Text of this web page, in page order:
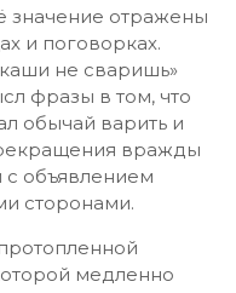
отражены
и поговорках.
не сваришь»
фразы в том, что
обычай варить и
вражды
объявлением
сторонами.
медленно